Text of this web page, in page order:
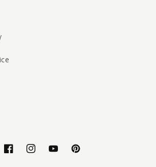
FacebookInstagramYouTubePinterest